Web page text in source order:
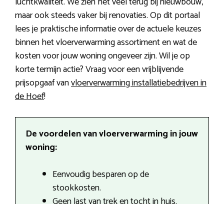
maar ook steeds vaker bij renovaties. Op dit portaal
lees je praktische informatie over de actuele keuzes
binnen het vloerverwarming assortiment en wat de
kosten voor jouw woning ongeveer zijn. Wil je op
korte termijn actie? Vraag voor een vrijblijvende
prijsopgaaf vanvloerverwarming installatiebedrijven in
de Hoef!
De voordelen van vloerverwarming in jouw
woning:
Eenvoudig besparen op de
stookkosten.